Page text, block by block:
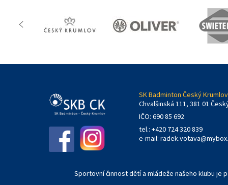
SK Badminton Český
Chvalšinská 111, 381 01
IČO: 690 85 692
tel.: +420 724 320 839
e-mail:
Sportovní činnost dětí a mládeže našeho klubu je